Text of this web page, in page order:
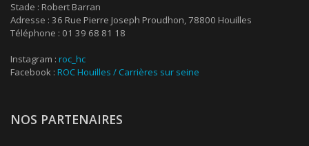
Stade : Robert Barran
Adresse : 36 Rue Pierre Joseph Proudhon, 78800 Houilles
Téléphone : 01 39 68 81 18
Instagram : roc_hc
Facebook : ROC Houilles / Carrières sur seine
NOS PARTENAIRES